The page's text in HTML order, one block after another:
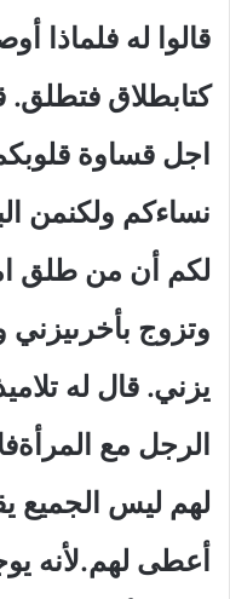
قالوا له
كتابطلاق
اجل قساوة
نساءكم ولكنمن
لكم أن من طلق
وتزوج
يزني. قال له
الرجل مع
لهم ليس الجميع
أعطى لهم.لأنه